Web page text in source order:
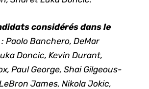
considérés dans le
: Paolo Banchero, DeMar
Doncic, Kevin Durant,
Paul George, Shai Gilgeous-
James, Nikola Jokic,